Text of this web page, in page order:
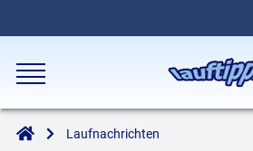
Laufnachrichten